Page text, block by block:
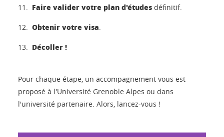
Faire valider votre plan d'études définitif.
Obtenir votre visa
Décoller !
Pour chaque étape, un accompagnement vous est
proposé à l'Université Grenoble Alpes ou dans
l'université partenaire. Alors, lancez-vous !